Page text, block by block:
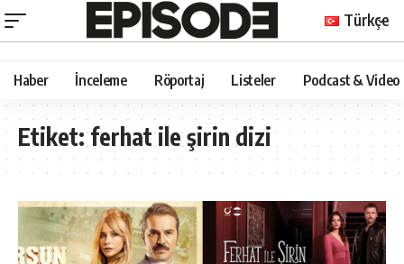
Türkçe
Haber İnceleme Röportaj Listeler Podcast & Video
Etiket:ferhat ile şirin dizi